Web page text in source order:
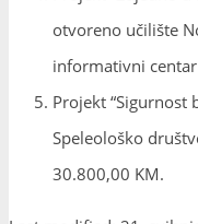
otvoreno učilište
informativni
Projekt “Sigurnost
Speleološko
30.800,00 KM.